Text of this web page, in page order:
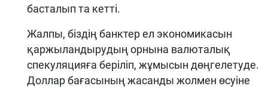
басталып та кетті.
Жалпы, біздің банктер ел экономикасын
қаржыландырудың орнына валюталық
спекуляцияға беріліп, жұмысын дөңгелетуде.
Доллар бағасының жасанды жолмен өсуіне